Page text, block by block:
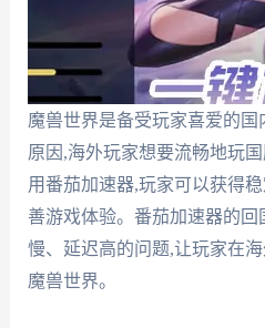
魔兽世界是备受玩家喜爱的
原因,海外玩家想要流畅地玩
用番茄加速器,玩家可以获得
善游戏体验。番茄加速器的
慢、延迟高的问题,让玩家在
魔兽世界。